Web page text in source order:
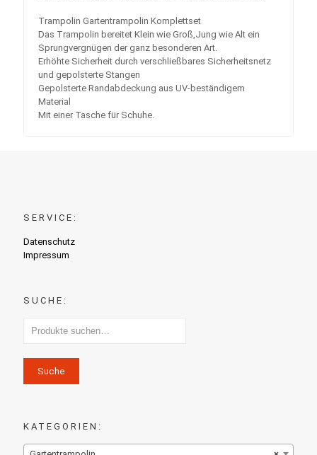
Trampolin Gartentrampolin Komplettset
Das Trampolin bereitet Klein wie Groß,Jung wie Alt ein
Sprungvergnügen der ganz besonderen Art.
Erhöhte Sicherheit durch verschließbares Sicherheitsnetz
und gepolsterte Stangen
Gepolsterte Randabdeckung aus UV-beständigem
Material
Mit einer Tasche für Schuhe.
SERVICE:
Datenschutz
Impressum
SUCHE:
Suche
KATEGORIEN: